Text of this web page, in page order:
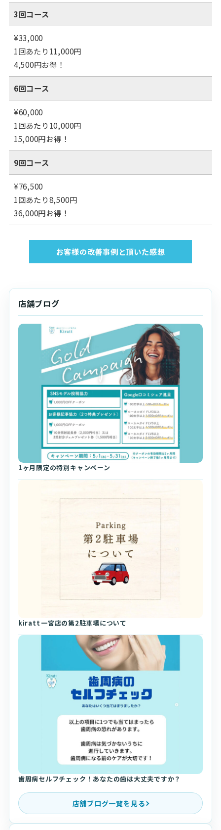
3回コース
¥33,000
1回あたり11,000円
4,500円お得！
6回コース
¥60,000
1回あたり10,000円
15,000円お得！
9回コース
¥76,500
1回あたり8,500円
36,000円お得！
お客様の改善事例と頂いた感想
店舗ブログ
1ヶ月限定の特別キャンペーン
kiratt⁡⁡一宮店の第2駐車場について
歯周病セルフチェック！あなたの歯は大丈夫ですか？
店舗ブログ一覧を見る